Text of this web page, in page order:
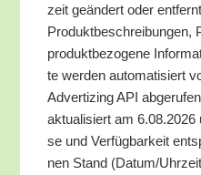
zeit geän­dert oder
Pro­dukt­be­schrei­bun­gen,
pro­dukt­be­zo­ge­ne
te wer­den auto­ma­ti­siert
Adver­tiz­ing API
aktua­li­siert am
se und Ver­füg­bar­keit
nen Stand (Datum/​